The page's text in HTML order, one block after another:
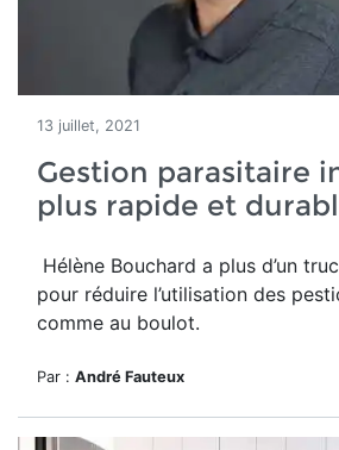
13 juillet, 2021
Gestion parasitaire
plus rapide et
Hélène Bouchard a plus d’un
pour réduire l’utilisation des
comme au boulot.
Par : André Fauteux